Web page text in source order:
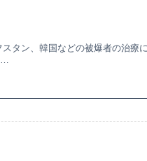
タン、韓国などの被爆者の治療